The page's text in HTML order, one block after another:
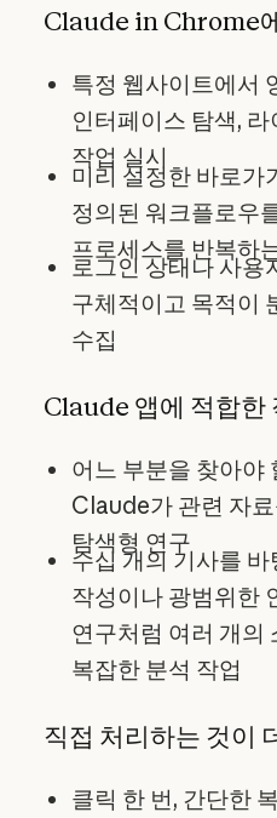
Claude in Chrome
특정 웹사이트에서
인터페이스 탐색,
작업 실시
미리 설정한 바로가
정의된 워크플로우
프로세스를 반복하
로그인 상태나 사용
구체적이고 목적이
수집
Claude 앱에 적합한
어느 부분을 찾아야
Claude가 관련 자
탐색형 연구
수십 개의 기사를
작성이나 광범위한
연구처럼 여러 개의
복잡한 분석 작업
직접 처리하는 것이
클릭 한 번, 간단한